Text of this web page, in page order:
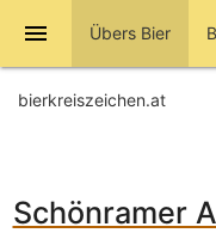
menu Übers Bier
bierkreiszeichen.at
Schönramer